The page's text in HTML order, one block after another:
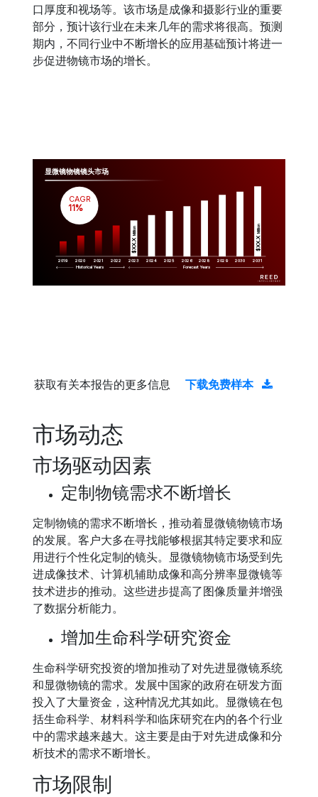
口厚度和视场等。该市场是成像和摄影行业的重要
部分，预计该行业在未来几年的需求将很高。预测
期内，不同行业中不断增长的应用基础预计将进一
步促进物镜市场的增长。
显微镜物镜镜头市场
2019 2020 2021 2022 2023 2024 2025 2026 2028 2029 2030 2031
$XX.X
Million
$XX.X
Million
CAGR
11%
Historical Years Forecast Years
获取有关本报告的更多信息 下载免费样本
市场动态
市场驱动因素
定制物镜需求不断增长
定制物镜的需求不断增长，推动着显微镜物镜市场
的发展。客户大多在寻找能够根据其特定要求和应
用进行个性化定制的镜头。显微镜物镜市场受到先
进成像技术、计算机辅助成像和高分辨率显微镜等
技术进步的推动。这些进步提高了图像质量并增强
了数据分析能力。
增加生命科学研究资金
生命科学研究投资的增加推动了对先进显微镜系统
和显微物镜的需求。发展中国家的政府在研发方面
投入了大量资金，这种情况尤其如此。显微镜在包
括生命科学、材料科学和临床研究在内的各个行业
中的需求越来越大。这主要是由于对先进成像和分
析技术的需求不断增长。
市场限制